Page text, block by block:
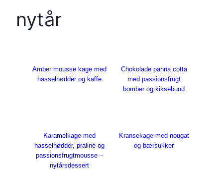
nytår
Amber mousse kage med
hasselnødder og kaffe
Chokolade panna cotta
med passionsfrugt
bomber og kiksebund
Karamelkage med
hasselnødder, praliné og
passionsfrugtmousse –
nytårsdessert
Kransekage med nougat
og bærsukker